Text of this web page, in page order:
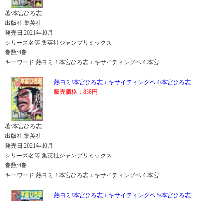
著:本宮ひろ志
出版社:集英社
発売日:2021年10月
シリーズ名等:集英社ジャンプリミックス
巻数:4巻
キーワード:熱ヨミ！本宮ひろ志エキサイティングベ４本宮...
熱ヨミ!本宮ひろ志エキサイティングベ 4/本宮ひろ志
販売価格：838円
著:本宮ひろ志
出版社:集英社
発売日:2021年10月
シリーズ名等:集英社ジャンプリミックス
巻数:4巻
キーワード:熱ヨミ！本宮ひろ志エキサイティングベ４本宮...
熱ヨミ!本宮ひろ志エキサイティングベ 5/本宮ひろ志